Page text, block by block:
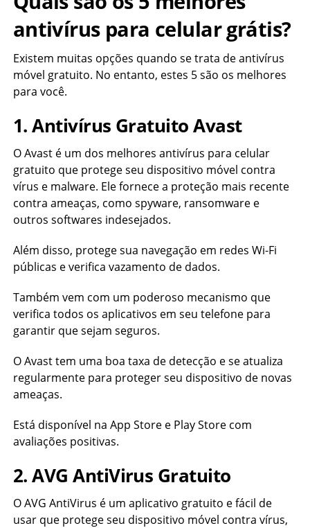
antivírus para celular grátis?
Existem muitas opções quando se trata de antivírus
móvel gratuito. No entanto, estes 5 são os melhores
para você.
1. Antivírus Gratuito Avast
O Avast é um dos melhores antivírus para celular
gratuito que protege seu dispositivo móvel contra
vírus e malware. Ele fornece a proteção mais recente
contra ameaças, como spyware, ransomware e
outros softwares indesejados.
Além disso, protege sua navegação em redes Wi-Fi
públicas e verifica vazamento de dados.
Também vem com um poderoso mecanismo que
verifica todos os aplicativos em seu telefone para
garantir que sejam seguros.
O Avast tem uma boa taxa de detecção e se atualiza
regularmente para proteger seu dispositivo de novas
ameaças.
Está disponível na App Store e Play Store com
avaliações positivas.
2. AVG AntiVirus Gratuito
O AVG AntiVirus é um aplicativo gratuito e fácil de
usar que protege seu dispositivo móvel contra vírus,